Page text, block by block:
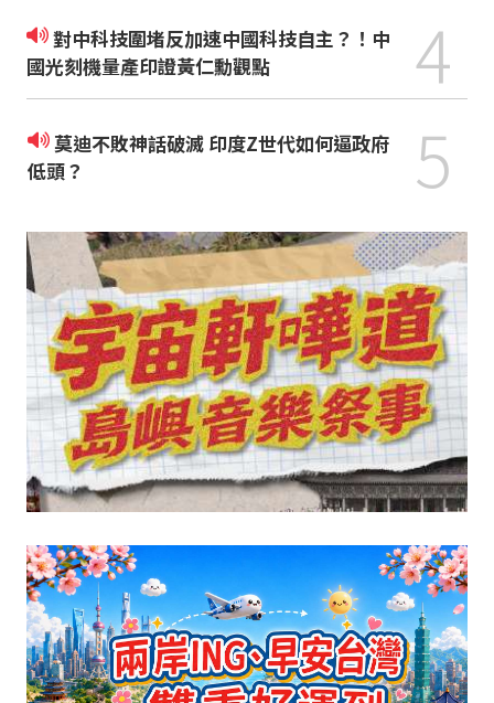
對中科技圍堵反加速中國科技自主？！中
國光刻機量產印證黃仁勳觀點
4
莫迪不敗神話破滅 印度Z世代如何逼政府
低頭？
5